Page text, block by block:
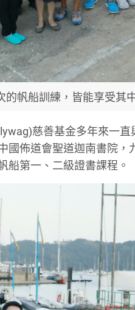
的帆船訓練，皆能享受其
慈善基金多年來一
佈道會聖道迦南書院，
船第一、二級證書課程。